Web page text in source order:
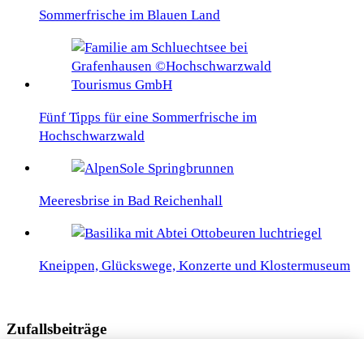
Sommerfrische im Blauen Land
Fünf Tipps für eine Sommerfrische im
Hochschwarzwald
Meeresbrise in Bad Reichenhall
Kneippen, Glückswege, Konzerte und Klostermuseum
Zufallsbeiträge